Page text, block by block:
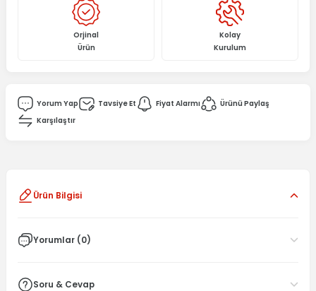
Orjinal
Ürün
Kolay
Kurulum
Yorum Yap Tavsiye Et Fiyat Alarmı
Ürünü Paylaş
Karşılaştır
Ürün Bilgisi
Yorumlar (0)
Soru & Cevap